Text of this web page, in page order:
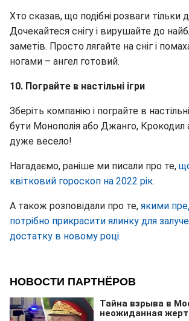
Хто сказав, що подібні розваги тільки
Дочекайтеся снігу і вирушайте до
заметів. Просто лягайте на сніг і
ногами – ангел готовий.
10. Пограйте в настільні ігри
Зберіть компанію і пограйте в
бути Монополія або Джанго, Крокодил
дуже весело!
Нагадаємо, раніше ми писали про те,
квітковий гороскоп на 2022 рік.
А також розповідали про те, якими
потрібно прикрасити ялинку для
достатку в новому році.